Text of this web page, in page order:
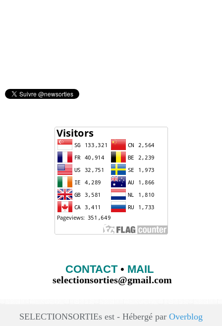
CONTACT• MAIL
selectionsorties@gmail.com
SELECTIONSORTIEs est - Hébergé par Overblog